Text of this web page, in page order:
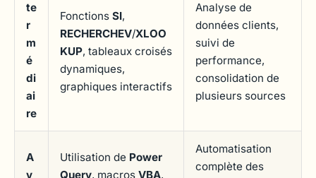
te
r
m
é
di
ai
re
Fonctions SI,
RECHERCHEV/XLOO
KUP, tableaux croisés
dynamiques,
graphiques interactifs
Analyse de
données clients,
suivi de
performance,
consolidation de
plusieurs sources
A
v
Utilisation de Power
Query, macros VBA,
Automatisation
complète des